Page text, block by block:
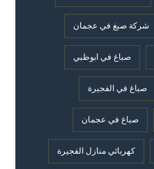
شركة صبغ في عجمان
صباغ في ابوظبي
صباغ في الفجيرة
صباغ في عجمان
كهربائي منازل الفجيرة